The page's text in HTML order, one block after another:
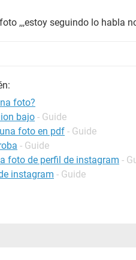
,,,estoy seguindo lo habla
foto?
bajo - Guide
foto en pdf - Guide
- Guide
foto de perfil de instagram -
instagram - Guide